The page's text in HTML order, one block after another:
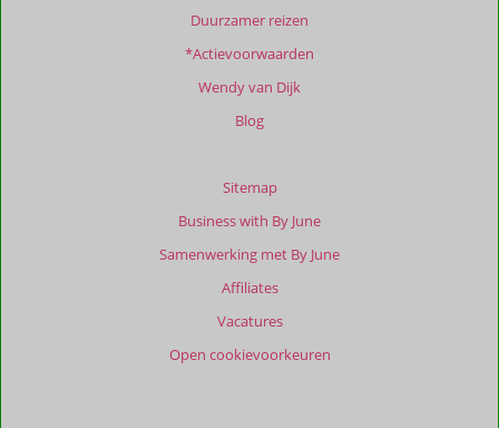
Duurzamer reizen
*Actievoorwaarden
Wendy van Dijk
Blog
Sitemap
Business with By June
Samenwerking met By June
Affiliates
Vacatures
Open cookievoorkeuren